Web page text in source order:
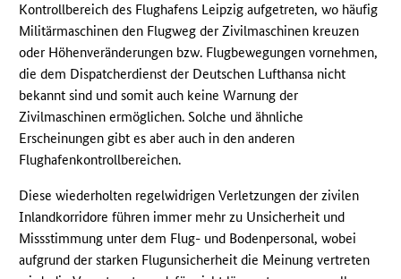
Kontrollbereich des Flughafens Leipzig aufgetreten, wo häufig
Militärmaschinen den Flugweg der Zivilmaschinen kreuzen
oder Höhenveränderungen bzw. Flugbewegungen vornehmen,
die dem Dispatcherdienst der Deutschen Lufthansa nicht
bekannt sind und somit auch keine Warnung der
Zivilmaschinen ermöglichen. Solche und ähnliche
Erscheinungen gibt es aber auch in den anderen
Flughafenkontrollbereichen.
Diese wiederholten regelwidrigen Verletzungen der zivilen
Inlandkorridore führen immer mehr zu Unsicherheit und
Missstimmung unter dem Flug- und Bodenpersonal, wobei
aufgrund der starken Flugunsicherheit die Meinung vertreten